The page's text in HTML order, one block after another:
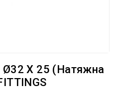
Ø32 X 25 (натяжна